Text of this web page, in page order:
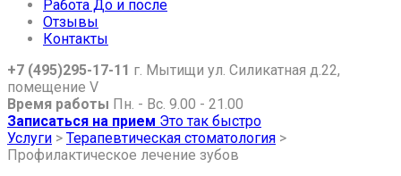
Работа До и после
Отзывы
Контакты
+7 (495)295-17-11 г. Мытищи ул. Силикатная д.22,
помещение V
Время работы Пн. - Вс. 9.00 - 21.00
Записаться на прием Это так быстро
Услуги > Терапевтическая стоматология >
Профилактическое лечение зубов